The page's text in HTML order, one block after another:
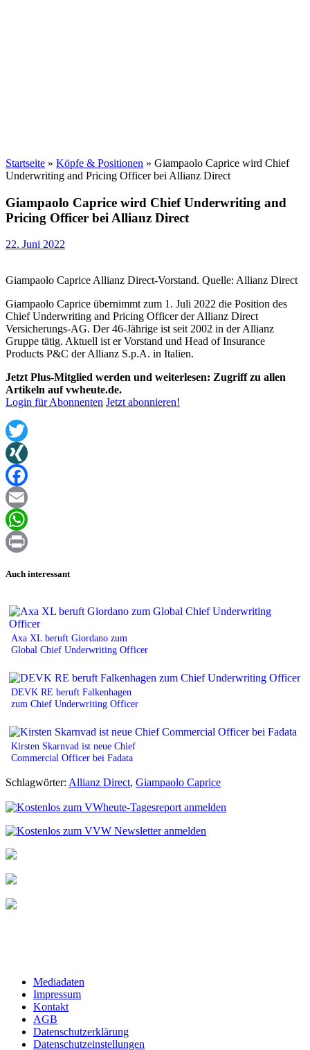
Startseite » Köpfe & Positionen » Giampaolo Caprice wird Chief
Underwriting and Pricing Officer bei Allianz Direct
Giampaolo Caprice wird Chief Underwriting and
Pricing Officer bei Allianz Direct
22. Juni 2022
Giampaolo Caprice Allianz Direct-Vorstand. Quelle: Allianz Direct
Giampaolo Caprice übernimmt zum 1. Juli 2022 die Position des
Chief Underwriting and Pricing Officer der Allianz Direct
Versicherungs-AG. Der 46-Jährige ist seit 2002 in der Allianz
Gruppe tätig. Aktuell ist er Vorstand und Head of Insurance
Products P&C der Allianz S.p.A. in Italien.
Jetzt Plus-Mitglied werden und weiterlesen: Zugriff zu allen
Artikeln auf vwheute.de.
Login für Abonnenten Jetzt abonnieren!
Twitter
XING
Facebook
Email
WhatsApp
Auch interessant
Axa XL beruft Giordano zum
Global Chief Underwriting Officer
DEVK RE beruft Falkenhagen
zum Chief Underwriting Officer
Kirsten Skarnvad ist neue Chief
Commercial Officer bei Fadata
Schlagwörter: Allianz Direct, Giampaolo Caprice
Mediadaten
Impressum
Kontakt
AGB
Datenschutzerklärung
Datenschutzeinstellungen